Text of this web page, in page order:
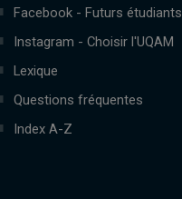
Facebook - Futurs étudiants
Instagram - Choisir l'UQAM
Lexique
Questions fréquentes
Index A-Z